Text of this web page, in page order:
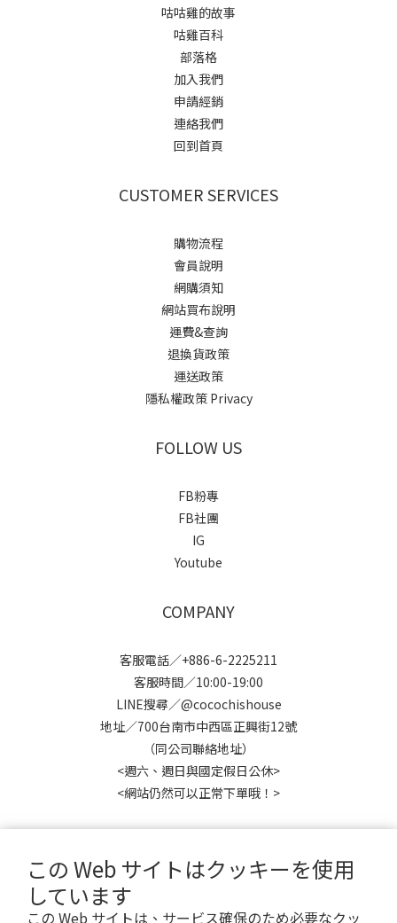
この Web サイトはクッキーを使用
しています
この Web サイトは、サービス確保のため必要なクッ
咕咕雞的故事
咕雞百科
部落格
加入我們
申請經銷
連絡我們
回到首頁
CUSTOMER SERVICES
購物流程
會員說明
網購須知
網站買布說明
運費&查詢
退換貨政策
運送政策
隱私權政策 Privacy
FOLLOW US
FB粉專
FB社團
IG
Youtube
COMPANY
客服電話／+886-6-2225211
客服時間／10:00-19:00
LINE搜尋／@cocochishouse
地址／700台南市中西區正興街12號
（同公司聯絡地址）
<週六、週日與國定假日公休>
<網站仍然可以正常下單哦！>
$ TWD 日本語